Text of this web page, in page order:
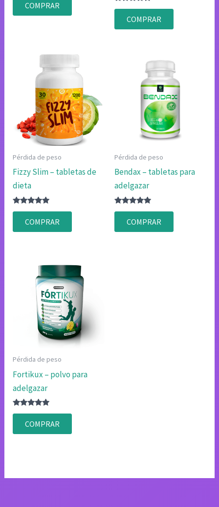
4.80
de 5
COMPRAR
Valorado
4.75
de 5
COMPRAR
Pérdida de peso
Fizzy Slim – tabletas de
dieta
Valorado
4.80
de 5
COMPRAR
Pérdida de peso
Bendax – tabletas para
adelgazar
Valorado
4.80
de 5
COMPRAR
Pérdida de peso
Fortikux – polvo para
adelgazar
Valorado
4.83
de 5
COMPRAR